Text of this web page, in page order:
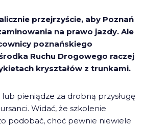
przejrzyście, aby Poznań
na prawo jazdy. Ale
poznańskiego
Ruchu Drogowego raczej
kryształów z trunkami.
pieniądze za drobną przysługę
Widać, że szkolenie
podobać, choć pewnie niewiele